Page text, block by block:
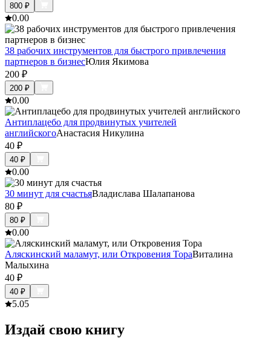
800 ₽
0.00
38 рабочих инструментов для быстрого привлечения
партнеров в бизнесЮлия Якимова
200 ₽
200 ₽
0.00
Антиплацебо для продвинутых учителей
английскогоАнастасия Никулина
40 ₽
40 ₽
0.00
30 минут для счастьяВладислава Шалапанова
80 ₽
80 ₽
0.00
Аляскинский маламут, или Откровения ТораВиталина
Малыхина
40 ₽
40 ₽
5.05
Издай свою книгу